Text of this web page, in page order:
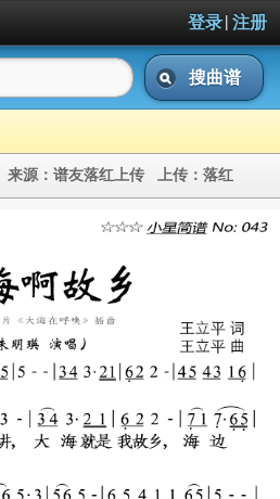
登录| 注册
搜曲谱
来源： 谱友落红上传 上传： 落红